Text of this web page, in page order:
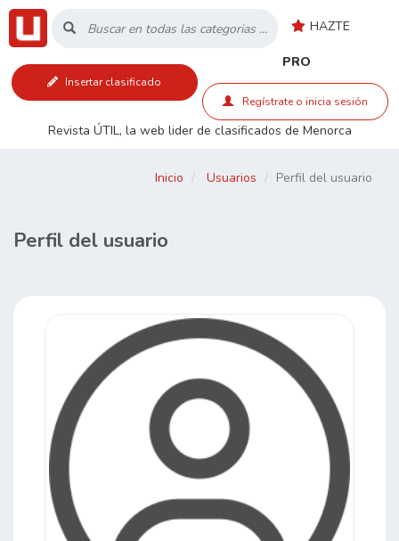
HAZTE
PRO
Insertar clasificado
Regístrate o inicia sesión
Revista ÚTIL, la web lider de clasificados de Menorca
Inicio
RSS
Inicio Usuarios Perfil del usuario
Perfil del usuario